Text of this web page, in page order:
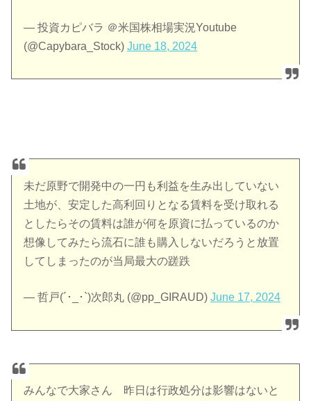
— 投資カピバラ ＠米国株相場実況Youtube
(@Capybara_Stock)June 18, 2024
未だ原野で開発中の一円も利益を生み出していない
土地が、安定した高利回りとなる賃料を受け取れる
としたらその賃料は誰が何を原資に払っているのか
想像してみたら流石に誰も購入しないだろうと放置
してしまったのが当局最大の蹉跌
— 哲戸(´･_･`)次郎丸 (@pp_GIRAUD)June 17, 2024
みんなで大家さん 昨日は行政処分は影響はないと